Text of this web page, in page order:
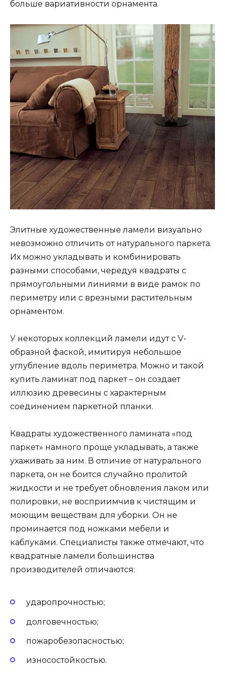
больше вариативности орнамента.
Элитные художественные ламели визуально
невозможно отличить от натурального паркета.
Их можно укладывать и комбинировать
разными способами, чередуя квадраты с
прямоугольными линиями в виде рамок по
периметру или с врезными растительным
орнаментом.
У некоторых коллекций ламели идут с V-
образной фаской, имитируя небольшое
углубление вдоль периметра. Можно и такой
купить ламинат под паркет – он создает
иллюзию древесины с характерным
соединением паркетной планки.
Квадраты художественного ламината «под
паркет» намного проще укладывать, а также
ухаживать за ним. В отличие от натурального
паркета, он не боится случайно пролитой
жидкости и не требует обновления лаком или
полировки, не восприимчив к чистящим и
моющим веществам для уборки. Он не
проминается под ножками мебели и
каблуками. Специалисты также отмечают, что
квадратные ламели большинства
производителей отличаются:
ударопрочностью;
долговечностью;
пожаробезопасностью;
износостойкостью.